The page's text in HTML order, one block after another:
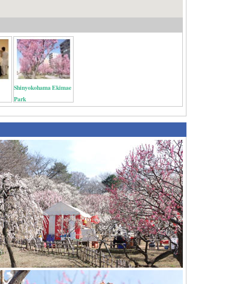
Shinyokohama Ekimae
Park